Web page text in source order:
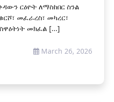
ርዕዮት ለማስከበር ስንል
መፈራረስ፣ መካረር፣
መክፈል [...]
March 26, 2026